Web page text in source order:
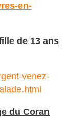
en-
de 13 ans
venez-
du Coran